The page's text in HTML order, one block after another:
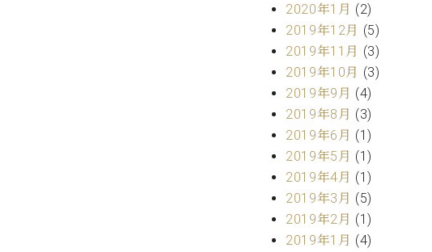
2020年1月 (2)
2019年12月 (5)
2019年11月 (3)
2019年10月 (3)
2019年9月 (4)
2019年8月 (3)
2019年6月 (1)
2019年5月 (1)
2019年4月 (1)
2019年3月 (5)
2019年2月 (1)
2019年1月 (4)